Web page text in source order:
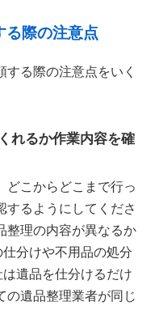
る際の注意点
る際の注意点をいく
れるか作業内容を確
どこからどこまで行っ
するようにしてくださ
整理の内容が異なるか
分けや不用品の処分
遺品を仕分けるだけ
の遺品整理業者が同じ